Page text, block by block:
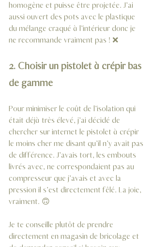
homogène et puisse être projetée. J’ai
aussi ouvert des pots avec le plastique
du mélange craqué à l’intérieur donc je
ne recommande vraiment pas ! ❌
2. Choisir un pistolet à crépir bas
de gamme
Pour minimiser le coût de l’isolation qui
était déjà très élevé, j’ai décidé de
chercher sur internet le pistolet à crépir
le moins cher me disant qu’il n’y avait pas
de différence. J’avais tort, les embouts
livrés avec, ne correspondaient pas au
compresseur que j’avais et avec la
pression il s’est directement fêlé. La joie,
vraiment. 🙃
Je te conseille plutôt de prendre
directement en magasin de bricolage et